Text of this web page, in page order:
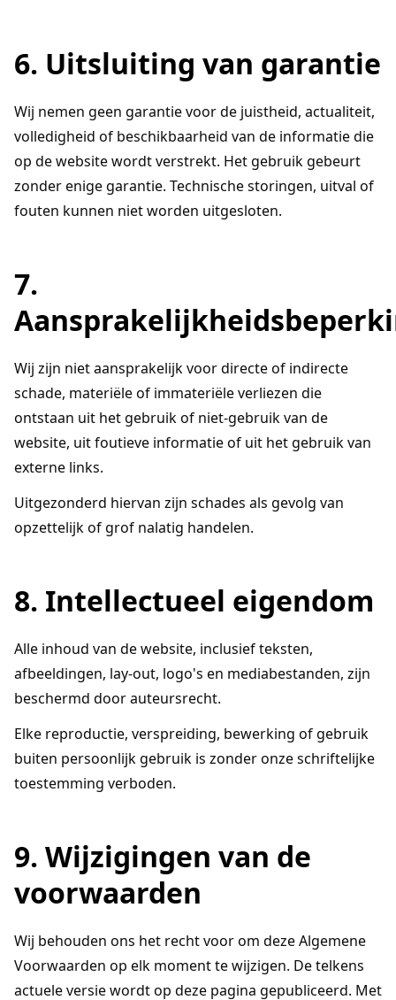
6. Uitsluiting van garantie
Wij nemen geen garantie voor de juistheid, actualiteit,
volledigheid of beschikbaarheid van de informatie die
op de website wordt verstrekt. Het gebruik gebeurt
zonder enige garantie. Technische storingen, uitval of
fouten kunnen niet worden uitgesloten.
7.
Wij zijn niet aansprakelijk voor directe of indirecte
schade, materiële of immateriële verliezen die
ontstaan uit het gebruik of niet-gebruik van de
website, uit foutieve informatie of uit het gebruik van
externe links.
Uitgezonderd hiervan zijn schades als gevolg van
opzettelijk of grof nalatig handelen.
8. Intellectueel eigendom
Alle inhoud van de website, inclusief teksten,
afbeeldingen, lay-out, logo's en mediabestanden, zijn
beschermd door auteursrecht.
Elke reproductie, verspreiding, bewerking of gebruik
buiten persoonlijk gebruik is zonder onze schriftelijke
toestemming verboden.
9. Wijzigingen van de
voorwaarden
Wij behouden ons het recht voor om deze Algemene
Voorwaarden op elk moment te wijzigen. De telkens
actuele versie wordt op deze pagina gepubliceerd. Met